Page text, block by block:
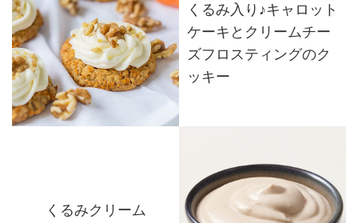
くるみ入り♪キャロット
ケーキとクリームチー
ズフロスティングのク
ッキー
くるみクリーム